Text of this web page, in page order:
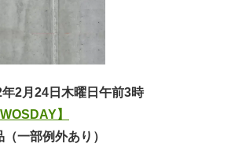
2月24日木曜日午前3時
】
一部例外あり）